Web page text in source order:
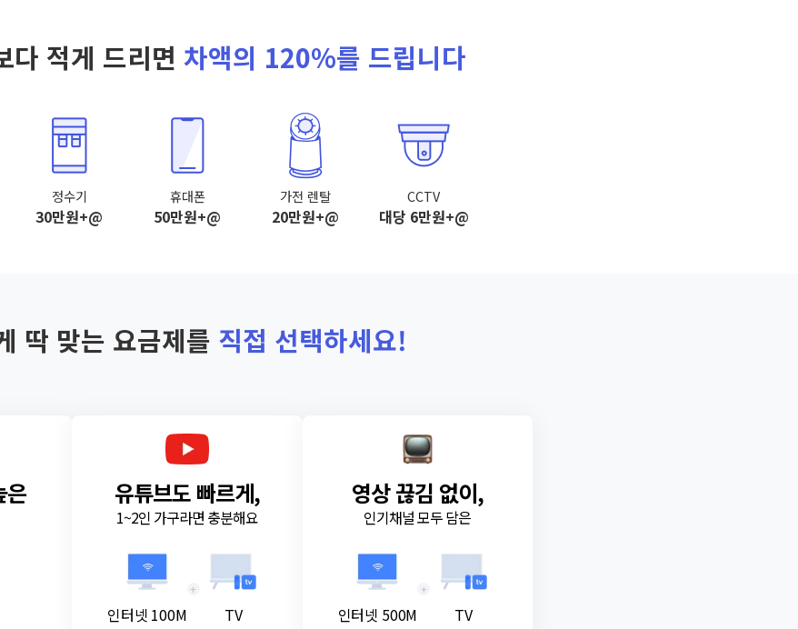
다 적게 드리면 차액의 120%를 드립니다
정수기
30만원+@
휴대폰
50만원+@
가전 렌탈
20만원+@
CCTV
대당 6만원+@
딱 맞는 요금제를 직접 선택하세요!
은 유튜브도 빠르게,
1~2인 가구라면 충분해요
인터넷 100M
+
TV
영상 끊김 없이,
인기채널 모두 담은
인터넷 500M
+
TV